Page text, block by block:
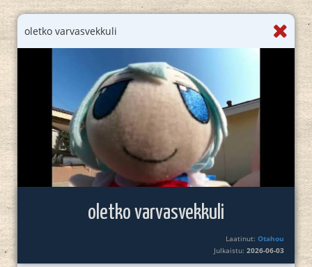
oletko varvasvekkuli
oletko varvasvekkuli
Laatinut:Otahou
Julkaistu:2026-06-03